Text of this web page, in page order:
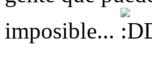
imposible...